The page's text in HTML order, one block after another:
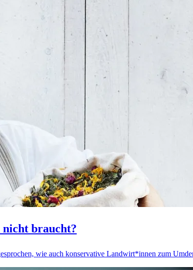
braucht?
wie auch konservative Landwirt*innen zum